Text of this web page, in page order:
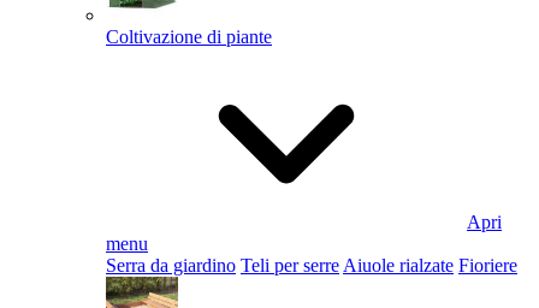
Coltivazione di piante
Apri
menu
Serra da giardino Teli per serre Aiuole rialzate Fioriere